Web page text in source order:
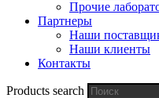
Прочие
Партнеры
Наши
Наши клиенты
Контакты
Products search